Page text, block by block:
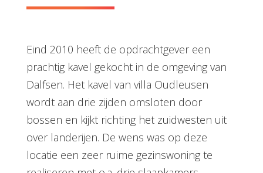
OMSCHRIJVING
Eind 2010 heeft de opdrachtgever een
prachtig kavel gekocht in de omgeving van
Dalfsen. Het kavel van villa Oudleusen
wordt aan drie zijden omsloten door
bossen en kijkt richting het zuidwesten uit